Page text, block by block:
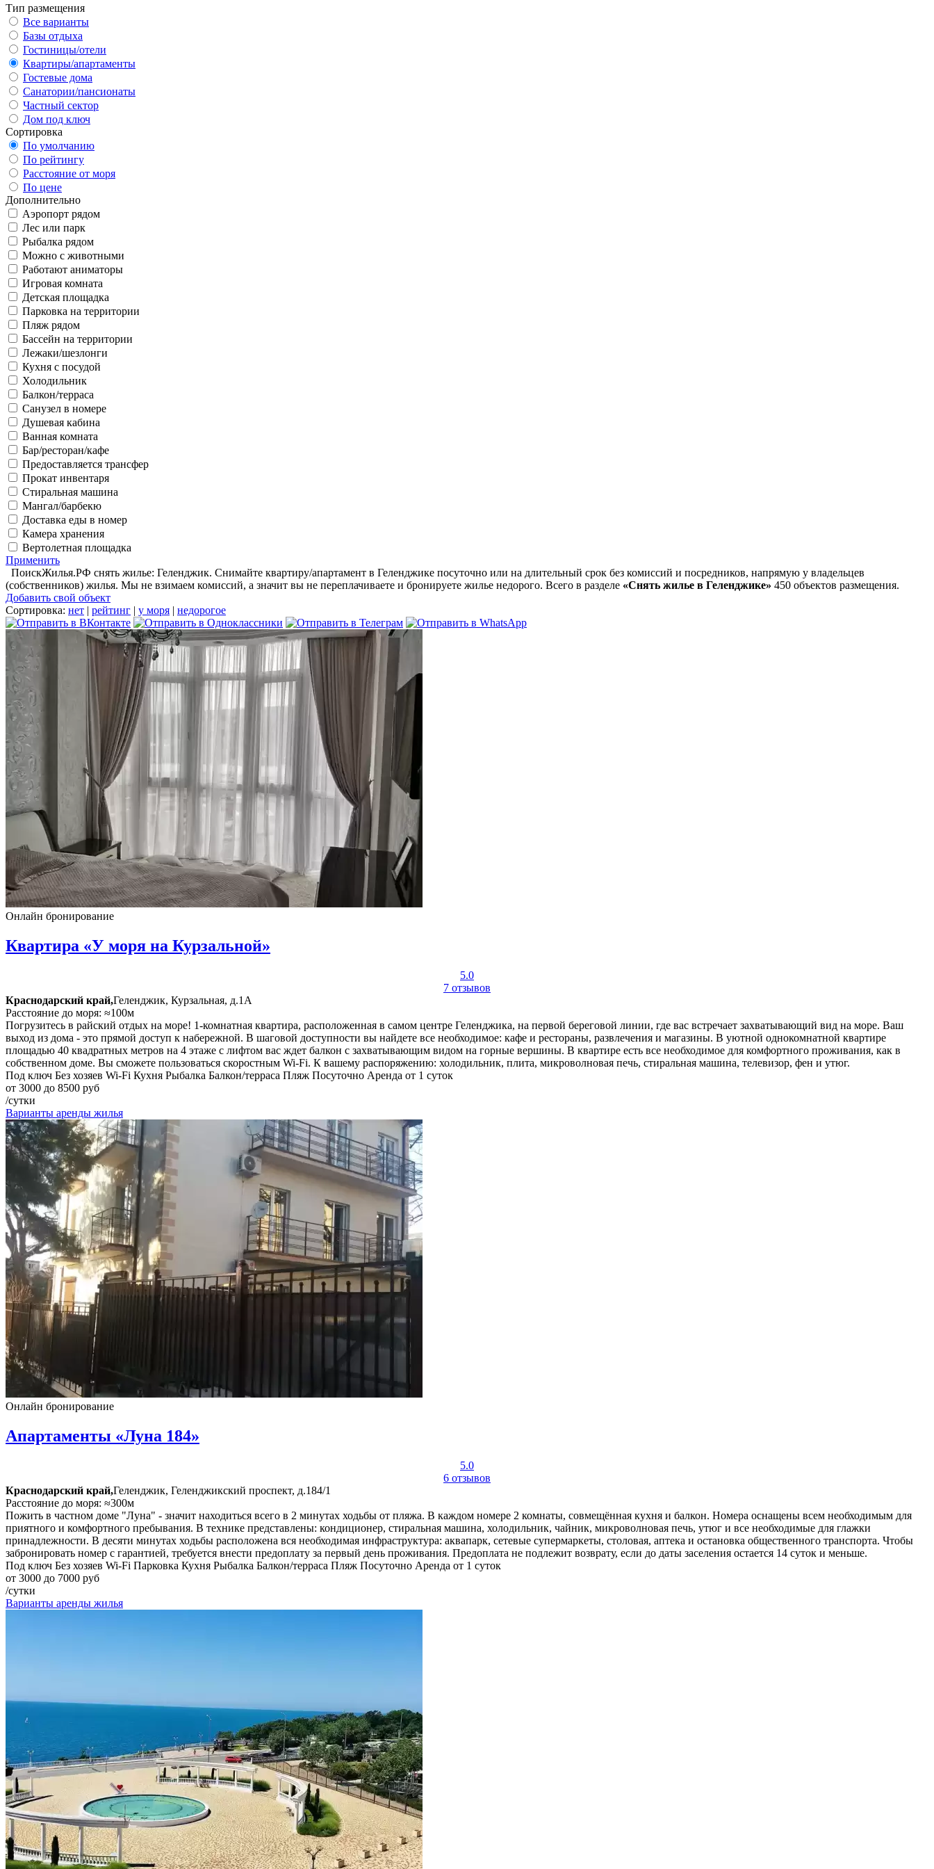
Тип размещения
Все варианты
Базы отдыха
Гостиницы/отели
Квартиры/апартаменты
Гостевые дома
Санатории/пансионаты
Частный сектор
Дом под ключ
Сортировка
По умолчанию
По рейтингу
Расстояние от моря
По цене
Дополнительно
Аэропорт рядом
Лес или парк
Рыбалка рядом
Можно с животными
Работают аниматоры
Игровая комната
Детская площадка
Парковка на территории
Пляж рядом
Бассейн на территории
Лежаки/шезлонги
Кухня с посудой
Холодильник
Балкон/терраса
Санузел в номере
Душевая кабина
Ванная комната
Бар/ресторан/кафе
Предоставляется трансфер
Прокат инвентаря
Стиральная машина
Мангал/барбекю
Доставка еды в номер
Камера хранения
Вертолетная площадка
Применить
ПоискЖилья.РФ снять жилье: Геленджик. Снимайте квартиру/апартамент в Геленджике посуточно или на длительный срок без комиссий и посредников, напрямую у владельцев
(собственников) жилья. Мы не взимаем комиссий, а значит вы не переплачиваете и бронируете жилье недорого. Всего в разделе «Снять жилье в Геленджике» 450 объектов размещения.
Добавить свой объект
Сортировка: нет | рейтинг | у моря | недорогое
Онлайн бронирование
Квартира «У моря на Курзальной»
5.0
7 отзывов
Краснодарский край,Геленджик, Курзальная, д.1А
Расстояние до моря: ≈100м
Погрузитесь в райский отдых на море! 1-комнатная квартира, расположенная в самом центре Геленджика, на первой береговой линии, где вас встречает захватывающий вид на море. Ваш
выход из дома - это прямой доступ к набережной. В шаговой доступности вы найдете все необходимое: кафе и рестораны, развлечения и магазины. В уютной однокомнатной квартире
площадью 40 квадратных метров на 4 этаже с лифтом вас ждет балкон с захватывающим видом на горные вершины. В квартире есть все необходимое для комфортного проживания, как в
собственном доме. Вы сможете пользоваться скоростным Wi-Fi. К вашему распоряжению: холодильник, плита, микроволновая печь, стиральная машина, телевизор, фен и утюг.
Под ключ Без хозяев Wi-Fi Кухня Рыбалка Балкон/терраса Пляж Посуточно Аренда от 1 суток
от 3000 до 8500 руб
/сутки
Варианты аренды жилья
Онлайн бронирование
Апартаменты «Луна 184»
5.0
6 отзывов
Краснодарский край,Геленджик, Геленджикский проспект, д.184/1
Расстояние до моря: ≈300м
Пожить в частном доме "Луна" - значит находиться всего в 2 минутах ходьбы от пляжа. В каждом номере 2 комнаты, совмещённая кухня и балкон. Номера оснащены всем необходимым для
приятного и комфортного пребывания. В технике представлены: кондиционер, стиральная машина, холодильник, чайник, микроволновая печь, утюг и все необходимые для глажки
принадлежности. В десяти минутах ходьбы расположена вся необходимая инфраструктура: аквапарк, сетевые супермаркеты, столовая, аптека и остановка общественного транспорта. Чтобы
забронировать номер с гарантией, требуется внести предоплату за первый день проживания. Предоплата не подлежит возврату, если до даты заселения остается 14 суток и меньше.
Под ключ Без хозяев Wi-Fi Парковка Кухня Рыбалка Балкон/терраса Пляж Посуточно Аренда от 1 суток
от 3000 до 7000 руб
/сутки
Варианты аренды жилья